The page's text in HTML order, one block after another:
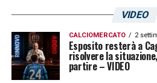
VIDEO
CALCIOMERCATO 2
Esposito resterà a
risolvere la
partire – VIDEO